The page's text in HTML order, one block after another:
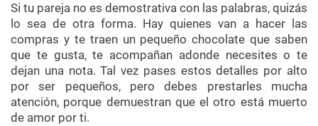
Si tu pareja no es demostrativa con las palabras, quizás
lo sea de otra forma. Hay quienes van a hacer las
compras y te traen un pequeño chocolate que saben
que te gusta, te acompañan adonde necesites o te
dejan una nota. Tal vez pases estos detalles por alto
por ser pequeños, pero debes prestarles mucha
atención, porque demuestran que el otro está muerto
de amor por ti.